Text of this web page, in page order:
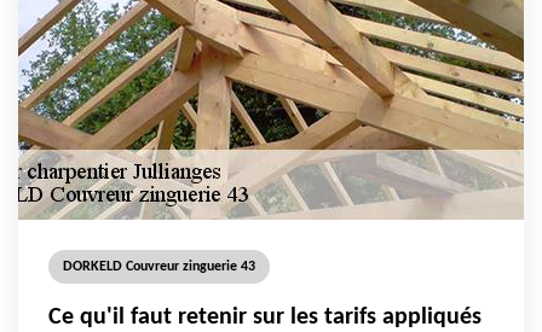
DORKELD Couvreur zinguerie 43
Ce qu'il faut retenir sur les tarifs appliqués